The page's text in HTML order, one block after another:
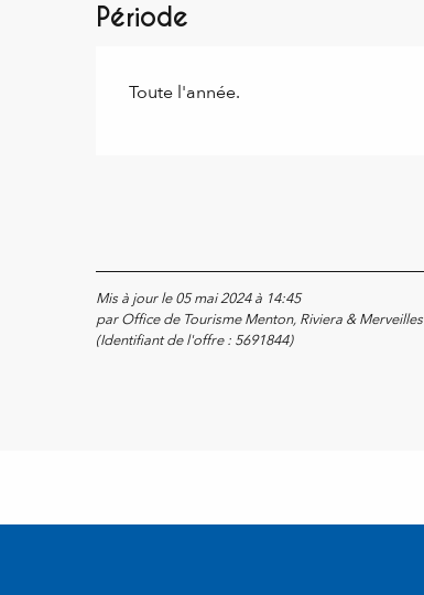
Période
Toute l'année.
Mis à jour le 05 mai 2024 à 14:45
par Office de Tourisme Menton, Riviera & Merveilles
(Identifiant de l'offre : 5691844)